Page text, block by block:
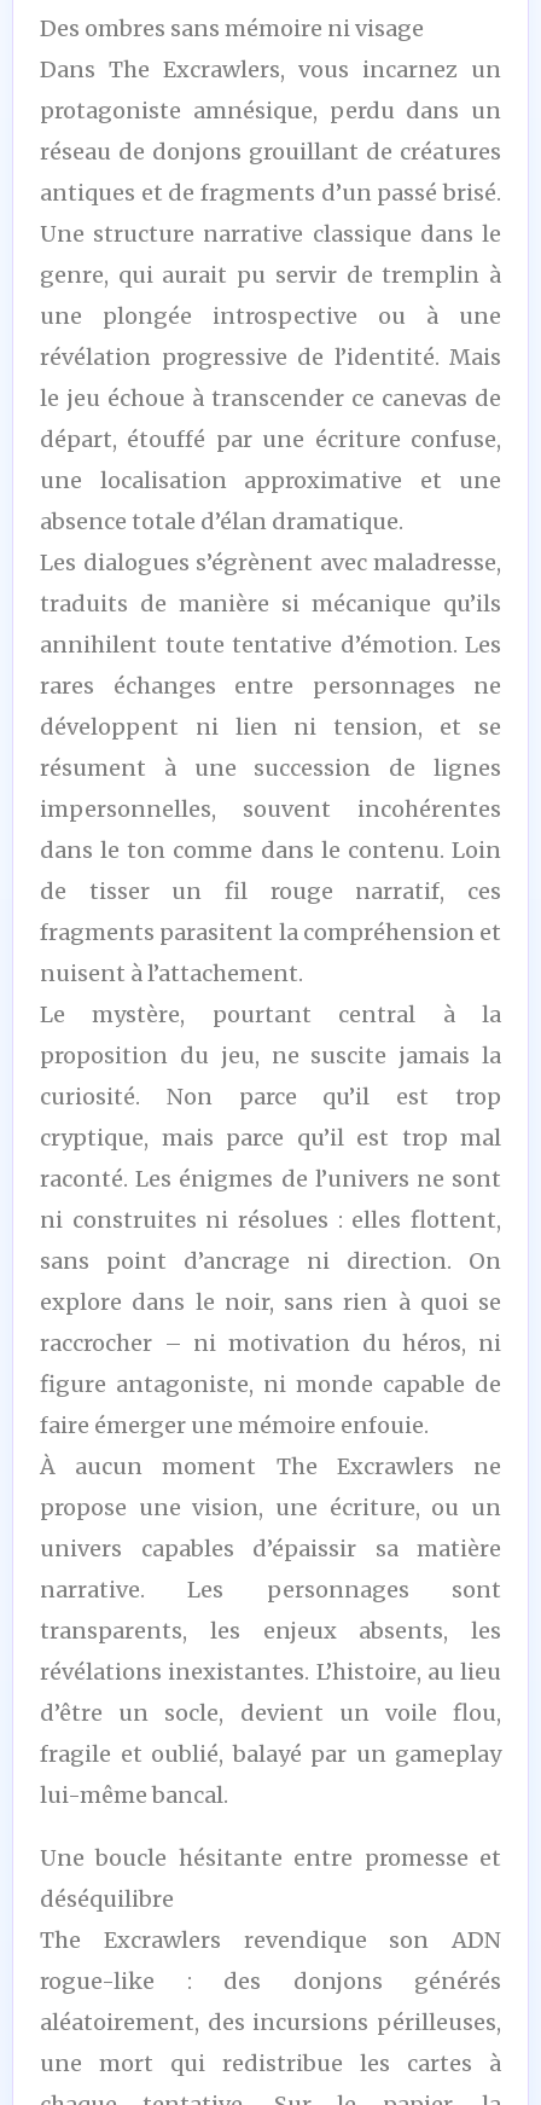
Des ombres sans mémoire ni visage
Dans The Excrawlers, vous incarnez un
protagoniste amnésique, perdu dans un
réseau de donjons grouillant de créatures
antiques et de fragments d’un passé brisé.
Une structure narrative classique dans le
genre, qui aurait pu servir de tremplin à
une plongée introspective ou à une
révélation progressive de l’identité. Mais
le jeu échoue à transcender ce canevas de
départ, étouffé par une écriture confuse,
une localisation approximative et une
absence totale d’élan dramatique.
Les dialogues s’égrènent avec maladresse,
traduits de manière si mécanique qu’ils
annihilent toute tentative d’émotion. Les
rares échanges entre personnages ne
développent ni lien ni tension, et se
résument à une succession de lignes
impersonnelles, souvent incohérentes
dans le ton comme dans le contenu. Loin
de tisser un fil rouge narratif, ces
fragments parasitent la compréhension et
nuisent à l’attachement.
Le mystère, pourtant central à la
proposition du jeu, ne suscite jamais la
curiosité. Non parce qu’il est trop
cryptique, mais parce qu’il est trop mal
raconté. Les énigmes de l’univers ne sont
ni construites ni résolues : elles flottent,
sans point d’ancrage ni direction. On
explore dans le noir, sans rien à quoi se
raccrocher – ni motivation du héros, ni
figure antagoniste, ni monde capable de
faire émerger une mémoire enfouie.
À aucun moment The Excrawlers ne
propose une vision, une écriture, ou un
univers capables d’épaissir sa matière
narrative. Les personnages sont
transparents, les enjeux absents, les
révélations inexistantes. L’histoire, au lieu
d’être un socle, devient un voile flou,
fragile et oublié, balayé par un gameplay
lui-même bancal.
Une boucle hésitante entre promesse et
déséquilibre
The Excrawlers revendique son ADN
rogue-like : des donjons générés
aléatoirement, des incursions périlleuses,
une mort qui redistribue les cartes à